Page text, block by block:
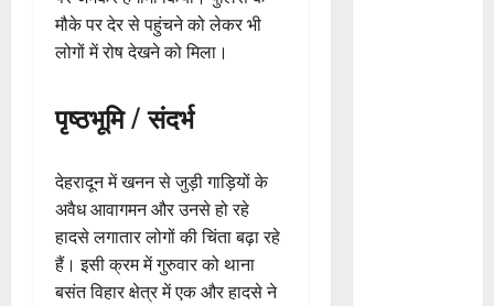
मौके पर देर से पहुंचने को लेकर भी
लोगों में रोष देखने को मिला।
पृष्ठभूमि / संदर्भ
देहरादून में खनन से जुड़ी गाड़ियों के
अवैध आवागमन और उनसे हो रहे
हादसे लगातार लोगों की चिंता बढ़ा रहे
हैं। इसी क्रम में गुरुवार को थाना
बसंत विहार क्षेत्र में एक और हादसे ने